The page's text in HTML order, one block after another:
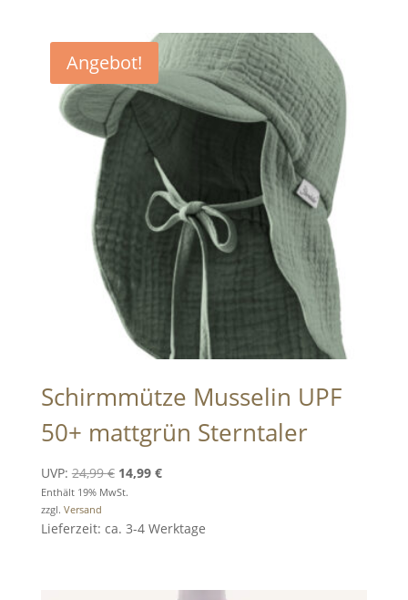
Angebot!
Schirmmütze Musselin UPF
50+ mattgrün Sterntaler
UVP: 24,99€ Ursprünglicher
Preis
24,99 €
14,99 €Aktueller
14,99 €.
Enthält 19% MwSt.
zzgl. Versand
Lieferzeit: ca. 3-4 Werktage